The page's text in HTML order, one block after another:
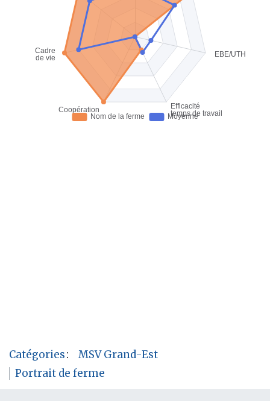
Catégories:
MSV Grand-Est
Portrait de ferme